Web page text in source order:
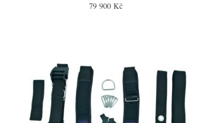
79 900 Kč